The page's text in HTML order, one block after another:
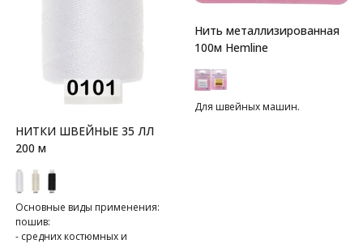
НИТКИ ШВЕЙНЫЕ 35 ЛЛ
200 м
Основные виды применения:
пошив:
- средних костюмных и
Нить металлизированная
100м Hemline
Для швейных машин.